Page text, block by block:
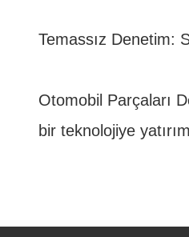
Temassız Denetim:
Otomobil Parçaları
bir teknolojiye